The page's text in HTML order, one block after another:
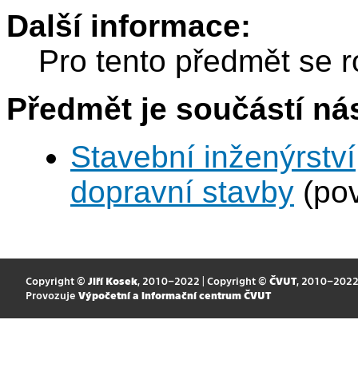
Další informace:
Pro tento předmět se
Předmět je součástí
Stavební
dopravní stavby
Copyright © Jiří Kosek, 2010–2022 | Copyright © ČVUT, 2010–2022
Provozuje Výpočetní a informační centrum ČVUT